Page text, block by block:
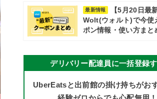
最新情報
【5月20日最
Wolt(ウォルト)で今使
ポン情報・使い方まと
デリバリー配達員に一括登録
UberEatsと出前館の掛け持ちがお